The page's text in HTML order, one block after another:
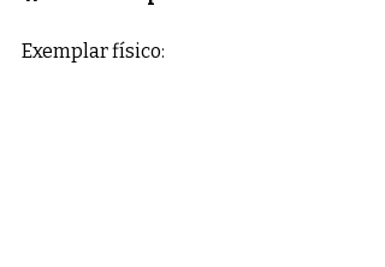
Exemplar físico: